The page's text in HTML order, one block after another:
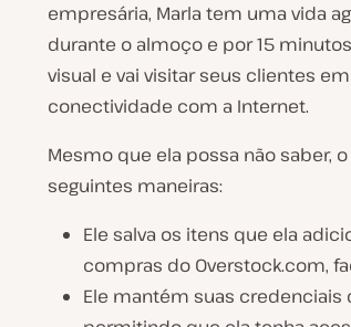
empresária, Marla tem uma vida
durante o almoço e por 15
visual e vai visitar seus clientes
conectividade com a Internet.
Mesmo que ela possa não saber,
seguintes maneiras:
Ele salva os itens que ela
compras do Overstock.com,
Ele mantém suas credenciais